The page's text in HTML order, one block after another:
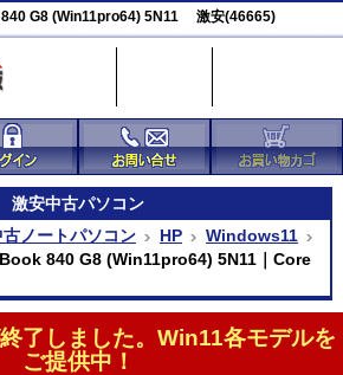
840 G8 (Win11pro64) 5N11 激安(46665)
激安中古パソコン
古ノートパソコン HP
Windows11
840 G8 (Win11pro64) 5N11｜Core
了しました。Win11各モデルを
ご提供中！